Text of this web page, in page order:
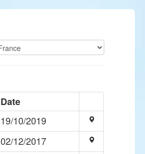
Date
19/10/2019
02/12/2017